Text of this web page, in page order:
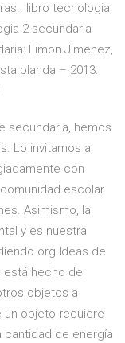
libro tecnologia
2 secundaria
Limon Jimenez,
blanda – 2013.
secundaria, hemos
Lo invitamos a
con
escolar
Asimismo, la
y es nuestra
Ideas de
está hecho de
objetos a
un objeto requiere
cantidad de energía